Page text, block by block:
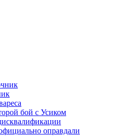
бой с Усиком
оправдали